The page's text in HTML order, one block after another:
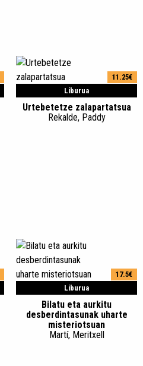
Liburua
11.25€
Urtebetetze zalapartatsua
Rekalde, Paddy
Liburua
17.5€
Bilatu eta aurkitu
desberdintasunak uharte
misteriotsuan
Martí, Meritxell